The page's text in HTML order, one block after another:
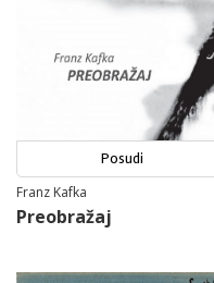
Posudi
Franz Kafka
Preobražaj